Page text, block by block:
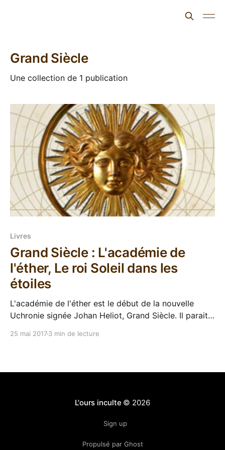
Grand Siècle
Une collection de 1 publication
Livres
Grand Siècle : L'académie de
l'éther, Le roi Soleil dans les
étoiles
L'académie de l'éther est le début de la nouvelle
Uchronie signée Johan Heliot, Grand Siècle. Il parait
25 mai 20173 min de lecture
L'ours inculte © 2026
Sign up
Propulsé par Ghost